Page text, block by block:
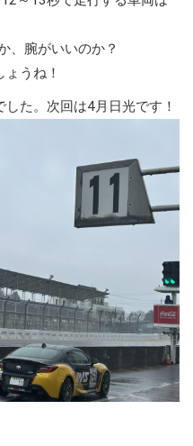
、腕がいいのか？
うね！
た。次回は4月日光です！